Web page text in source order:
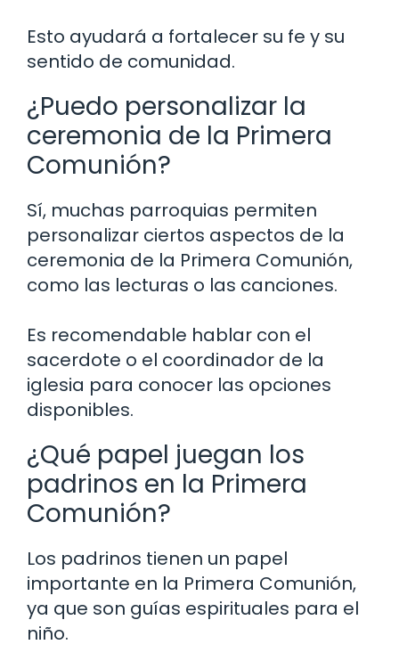
Esto ayudará a fortalecer su fe y su
sentido de comunidad.
¿Puedo personalizar la
ceremonia de la Primera
Comunión?
Sí, muchas parroquias permiten
personalizar ciertos aspectos de la
ceremonia de la Primera Comunión,
como las lecturas o las canciones.
Es recomendable hablar con el
sacerdote o el coordinador de la
iglesia para conocer las opciones
disponibles.
¿Qué papel juegan los
padrinos en la Primera
Comunión?
Los padrinos tienen un papel
importante en la Primera Comunión,
ya que son guías espirituales para el
niño.